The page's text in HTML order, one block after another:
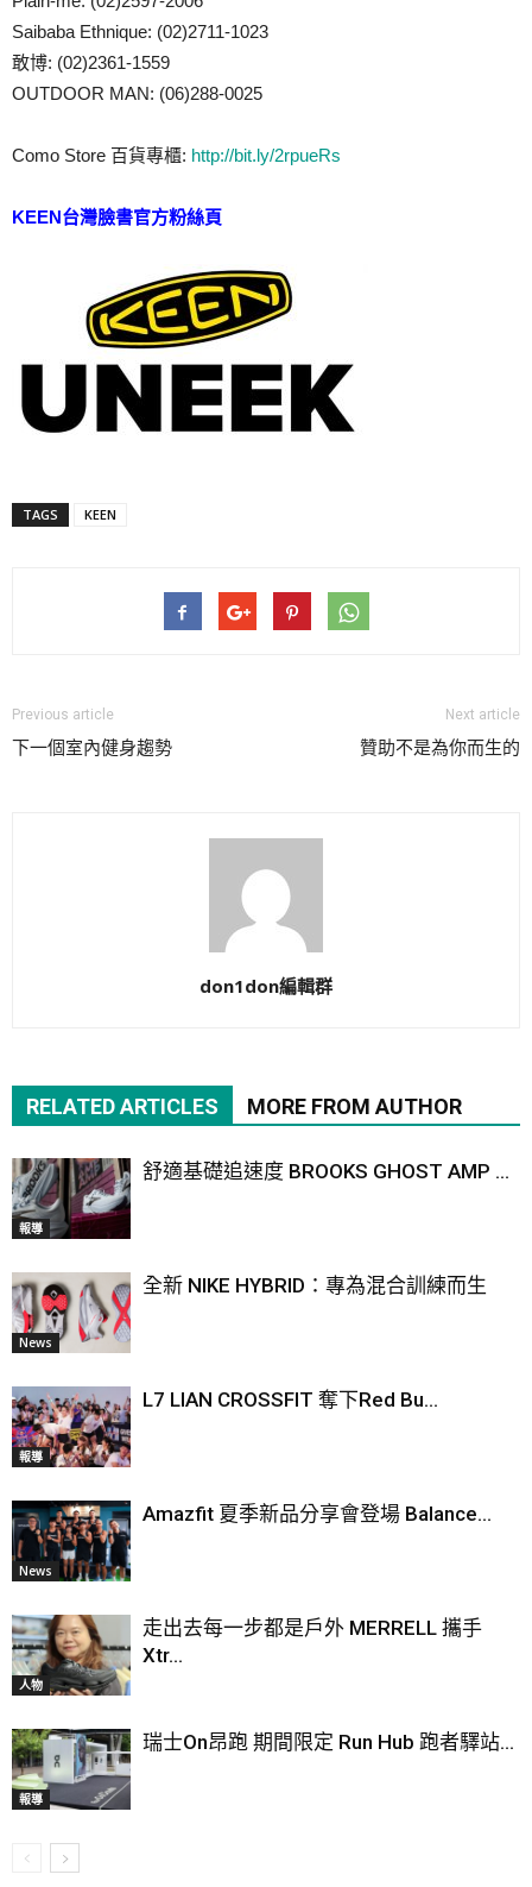
Saibaba Ethnique: (02)2711-1023
敢博: (02)2361-1559
OUTDOOR MAN: (06)288-0025
Como Store 百貨專櫃: http://bit.ly/2rpueRs
KEEN台灣臉書官方粉絲頁
TAGS KEEN
Previous article
下一個室內健身趨勢
Next article
贊助不是為你而生的
don1don編輯群
RELATED ARTICLES MORE FROM AUTHOR
報導
舒適基礎追速度 BROOKS GHOST AMP ...
News
全新 NIKE HYBRID：專為混合訓練而生
報導
L7 LIAN CROSSFIT 奪下Red Bu...
News
Amazfit 夏季新品分享會登場 Balance...
人物
走出去每一步都是戶外 MERRELL 攜手
Xtr...
報導
瑞士On昂跑 期間限定 Run Hub 跑者驛站...